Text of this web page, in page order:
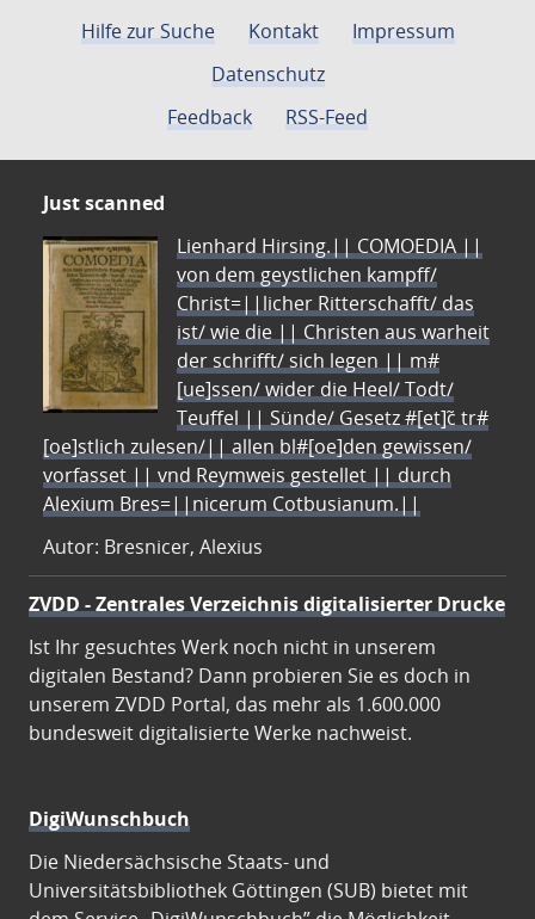
Hilfe zur Suche Kontakt
Impressum
Datenschutz
Feedback
RSS-Feed
Just scanned
Lienhard Hirsing.|| COMOEDIA ||
von dem geystlichen kampff/
Christ=||licher Ritterschafft/ das
ist/ wie die || Christen aus warheit
der schrifft/ sich legen || m#
[ue]ssen/ wider die Heel/ Todt/
Teuffel || Sünde/ Gesetz #[et]c̃ tr#
[oe]stlich zulesen/|| allen bl#[oe]den gewissen/
vorfasset || vnd Reymweis gestellet || durch
Alexium Bres=||nicerum Cotbusianum.||
Autor: Bresnicer, Alexius
ZVDD - Zentrales Verzeichnis digitalisierter Drucke
Ist Ihr gesuchtes Werk noch nicht in unserem
digitalen Bestand? Dann probieren Sie es doch in
unserem ZVDD Portal, das mehr als 1.600.000
bundesweit digitalisierte Werke nachweist.
DigiWunschbuch
Die Niedersächsische Staats- und
Universitätsbibliothek Göttingen (SUB) bietet mit